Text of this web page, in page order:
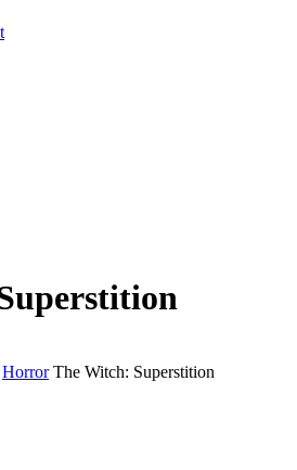
Horror The Witch: Superstition